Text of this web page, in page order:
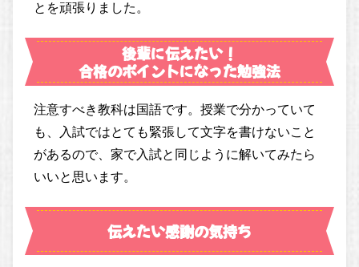
とを頑張りました。
後輩に伝えたい！
合格のポイントになった勉強法
注意すべき教科は国語です。授業で分かっていて
も、入試ではとても緊張して文字を書けないこと
があるので、家で入試と同じように解いてみたら
いいと思います。
伝えたい感謝の気持ち